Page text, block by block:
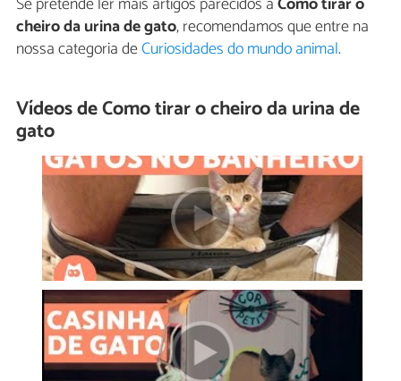
cheiro da urina de gato, recomendamos que entre na
nossa categoria deCuriosidades do mundo animal.
Vídeos de Como tirar o cheiro da urina de
gato